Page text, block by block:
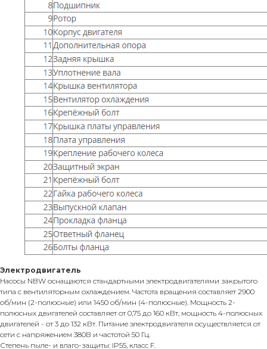
Электродвигатель
Насосы NBW оснащаются стандартными электродвигателями закрытого
типа с вентиляторным охлаждением. Частота вращения составляет 2900
об/мин (2-полюсные) или 1450 об/мин (4-полюсные). Мощность 2-
полюсных двигателей составляет от 0,75 до 160 кВт, мощность 4-полюсных
двигателей - от 3 до 132 кВт. Питание электродвигателя осуществляется от
сети с напряжением 380В и частотой 50 Гц.
Степень пыле- и влаго-защиты: IP55, класс F.